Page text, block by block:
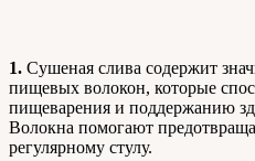
1. Сушеная слива содержит
пищевых волокон, которые
пищеварения и поддержанию
Волокна помогают
регулярному стулу.